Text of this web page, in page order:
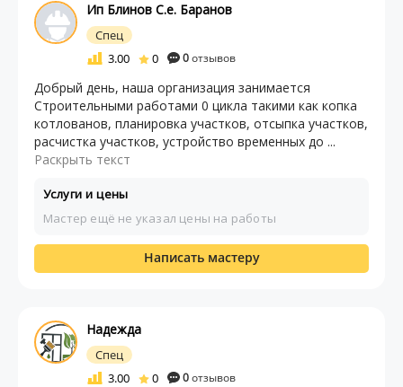
Ип Блинов С.е. Баранов
Спец
3.00
0 0отзывов
Добрый день, наша организация занимается
Строительными работами 0 цикла такими как копка
котлованов, планировка участков, отсыпка участков,
расчистка участков, устройство временных до ...
Раскрыть текст
Услуги и цены
Мастер ещё не указал цены на работы
Написать мастеру
Надежда
Спец
3.00
0 0отзывов